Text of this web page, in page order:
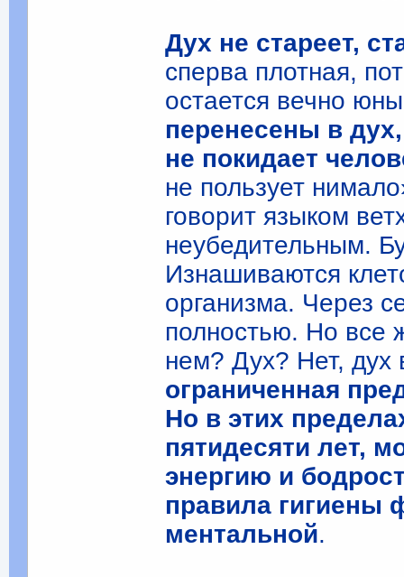
Дух не стареет,
сперва плотная,
остается вечно
перенесены в
не покидает
не пользует
говорит языком
неубедительным.
Изнашиваются
организма. Через
полностью. Но все
нем? Дух? Нет, дух
ограниченная
Но в этих
пятидесяти лет,
энергию и
правила гигиены
ментальной.